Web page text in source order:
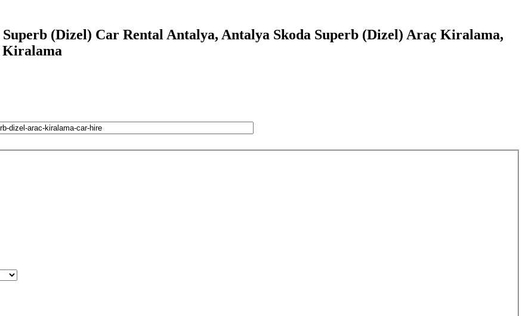
(Dizel) Car Rental Antalya, Antalya Skoda Superb (Dizel) Araç Kiralama,
Kiralama